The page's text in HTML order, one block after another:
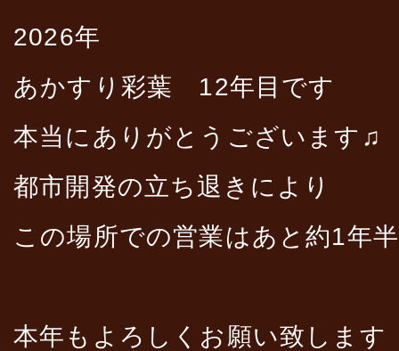
2026年
あかすり彩葉 12年目です
本当にありがとうございます♫
都市開発の立ち退きにより
この場所での営業はあと約1年
本年もよろしくお願い致します